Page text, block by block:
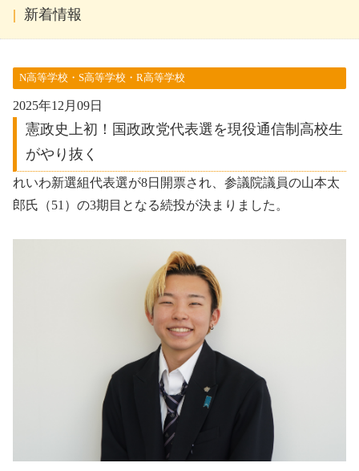
新着情報
N高等学校・S高等学校・R高等学校
2025年12月09日
憲政史上初！国政政党代表選を現役通信制高校生
がやり抜く
れいわ新選組代表選が8日開票され、参議院議員の山本太
郎氏（51）の3期目となる続投が決まりました。